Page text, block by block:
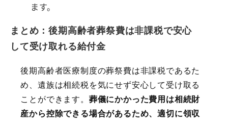
ます。
まとめ：後期高齢者葬祭費は非課税で安心
して受け取れる給付金
後期高齢者医療制度の葬祭費は非課税であるた
め、遺族は相続税を気にせず安心して受け取る
ことができます。 葬儀にかかった費用は相続財
産から控除できる場合があるため、適切に領収